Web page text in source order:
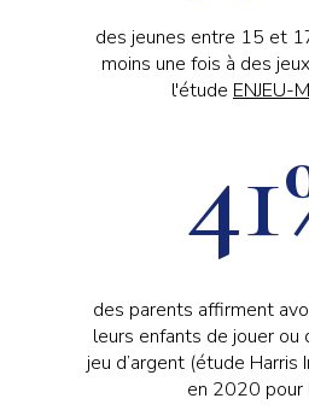
des jeunes entre 15 et
moins une fois à des
l'étude ENJEU-
des parents affirment
leurs enfants de jouer ou
jeu d’argent (étude
en 2020 pour